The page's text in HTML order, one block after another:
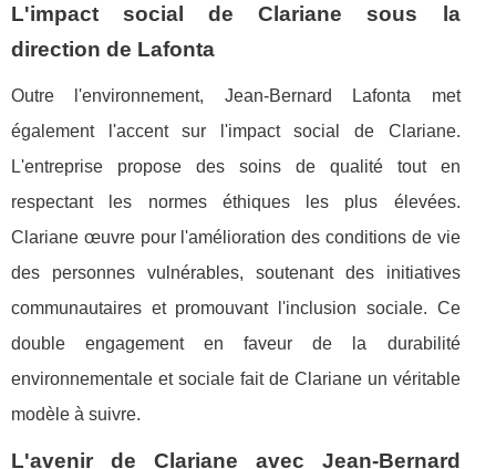
L'impact social de Clariane sous la
direction de Lafonta
Outre l'environnement, Jean-Bernard Lafonta met
également l'accent sur l'impact social de Clariane.
L'entreprise propose des soins de qualité tout en
respectant les normes éthiques les plus élevées.
Clariane œuvre pour l'amélioration des conditions de vie
des personnes vulnérables, soutenant des initiatives
communautaires et promouvant l'inclusion sociale. Ce
double engagement en faveur de la durabilité
environnementale et sociale fait de Clariane un véritable
modèle à suivre.
L'avenir de Clariane avec Jean-Bernard